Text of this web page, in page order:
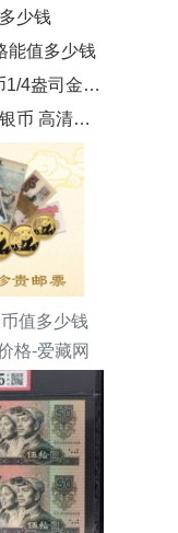
少钱
能值多少钱
币 最新价格
及价格大全
值多少钱
格-爱藏网